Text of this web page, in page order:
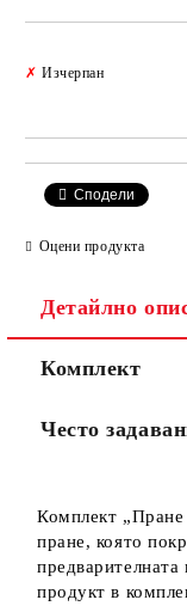
✗ Изчерпан
Сподели
Оцени продукта
Детайлно
Комплект
Често
Комплект „Пране
пране, която
продукт в